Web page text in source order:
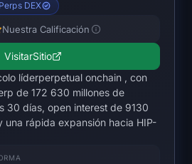
DEX
Nuestra Calificación
VisitarSitio
líderperpetual onchain , con
de 172 630 millones de
30 días, open interest de 9130
una rápida expansión hacia HIP-